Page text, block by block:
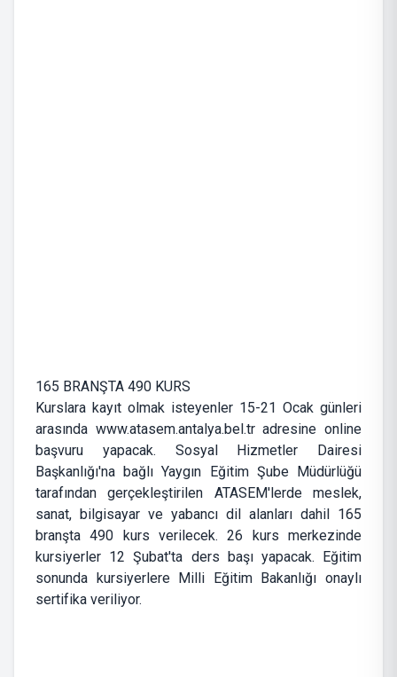
165 BRANŞTA 490 KURS
Kurslara kayıt olmak isteyenler 15-21 Ocak günleri
arasında www.atasem.antalya.bel.tr adresine online
başvuru yapacak. Sosyal Hizmetler Dairesi
Başkanlığı'na bağlı Yaygın Eğitim Şube Müdürlüğü
tarafından gerçekleştirilen ATASEM'lerde meslek,
sanat, bilgisayar ve yabancı dil alanları dahil 165
branşta 490 kurs verilecek. 26 kurs merkezinde
kursiyerler 12 Şubat'ta ders başı yapacak. Eğitim
sonunda kursiyerlere Milli Eğitim Bakanlığı onaylı
sertifika veriliyor.